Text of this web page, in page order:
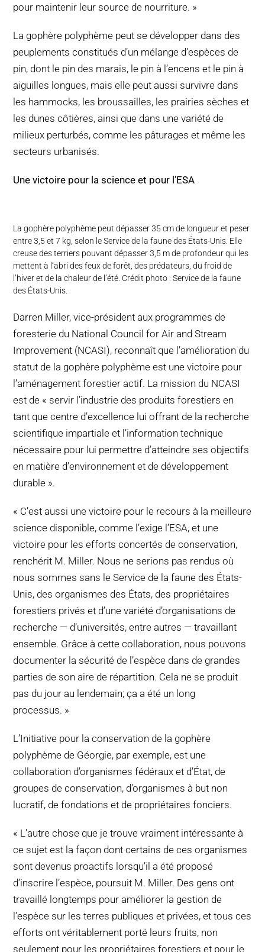
pour maintenir leur source de nourriture. »
La gophère polyphème peut se développer dans des
peuplements constitués d’un mélange d’espèces de
pin, dont le pin des marais, le pin à l’encens et le pin à
aiguilles longues, mais elle peut aussi survivre dans
les hammocks, les broussailles, les prairies sèches et
les dunes côtières, ainsi que dans une variété de
milieux perturbés, comme les pâturages et même les
secteurs urbanisés.
Une victoire pour la science et pour l’ESA
La gophère polyphème peut dépasser 35 cm de longueur et peser
entre 3,5 et 7 kg, selon le Service de la faune des États-Unis. Elle
creuse des terriers pouvant dépasser 3,5 m de profondeur qui les
mettent à l’abri des feux de forêt, des prédateurs, du froid de
l’hiver et de la chaleur de l’été. Crédit photo : Service de la faune
des États-Unis.
Darren Miller, vice-président aux programmes de
foresterie du National Council for Air and Stream
Improvement (NCASI), reconnaît que l’amélioration du
statut de la gophère polyphème est une victoire pour
l’aménagement forestier actif. La mission du NCASI
est de « servir l’industrie des produits forestiers en
tant que centre d’excellence lui offrant de la recherche
scientifique impartiale et l’information technique
nécessaire pour lui permettre d’atteindre ses objectifs
en matière d’environnement et de développement
durable ».
« C’est aussi une victoire pour le recours à la meilleure
science disponible, comme l’exige l’ESA, et une
victoire pour les efforts concertés de conservation,
renchérit M. Miller. Nous ne serions pas rendus où
nous sommes sans le Service de la faune des États-
Unis, des organismes des États, des propriétaires
forestiers privés et d’une variété d’organisations de
recherche — d’universités, entre autres — travaillant
ensemble. Grâce à cette collaboration, nous pouvons
documenter la sécurité de l’espèce dans de grandes
parties de son aire de répartition. Cela ne se produit
pas du jour au lendemain; ça a été un long
processus. »
L’Initiative pour la conservation de la gophère
polyphème de Géorgie, par exemple, est une
collaboration d’organismes fédéraux et d’État, de
groupes de conservation, d’organismes à but non
lucratif, de fondations et de propriétaires fonciers.
« L’autre chose que je trouve vraiment intéressante à
ce sujet est la façon dont certains de ces organismes
sont devenus proactifs lorsqu’il a été proposé
d’inscrire l’espèce, poursuit M. Miller. Des gens ont
travaillé longtemps pour améliorer la gestion de
l’espèce sur les terres publiques et privées, et tous ces
efforts ont véritablement porté leurs fruits, non
seulement pour les propriétaires forestiers et pour le